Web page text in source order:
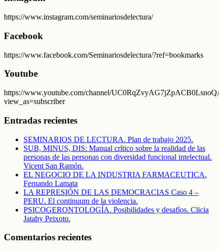
https://www.instagram.com/seminariosdelectura/
Facebook
https://www.facebook.com/Seminariosdelectura/?ref=bookmarks
Youtube
https://www.youtube.com/channel/
view_as=subscriber
Entradas recientes
SEMINARIOS DE LECTURA. Plan de trabajo 2025.
SUB, MINUS, DIS: Manual crítico sobre la realidad de las
personas de las personas con diversidad funcional intelectual.
Vicent San Ramón.
EL NEGOCIO DE LA INDUSTRIA FARMACEUTICA.
Fernando Lamata
LA REPRESIÓN DE LAS DEMOCRACIAS Caso 4 –
PERU. El continuum de la violencia.
PSICOGERONTOLOGÍA. Posibilidades y desafíos. Clicia
Jatahy Peixoto.
Comentarios recientes